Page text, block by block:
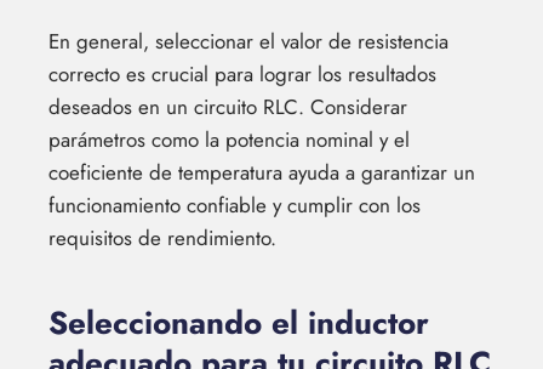
En general, seleccionar el valor de resistencia
correcto es crucial para lograr los resultados
deseados en un circuito RLC. Considerar
parámetros como la potencia nominal y el
coeficiente de temperatura ayuda a garantizar un
funcionamiento confiable y cumplir con los
requisitos de rendimiento.
Seleccionando el inductor